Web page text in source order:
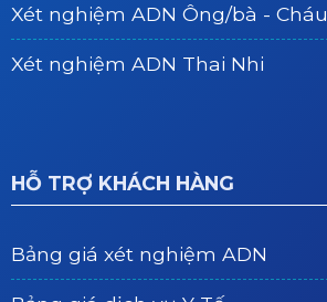
Xét nghiệm ADN Ông/bà - Cháu
Xét nghiệm ADN Thai Nhi
HỖ TRỢ KHÁCH HÀNG
Bảng giá xét nghiệm ADN